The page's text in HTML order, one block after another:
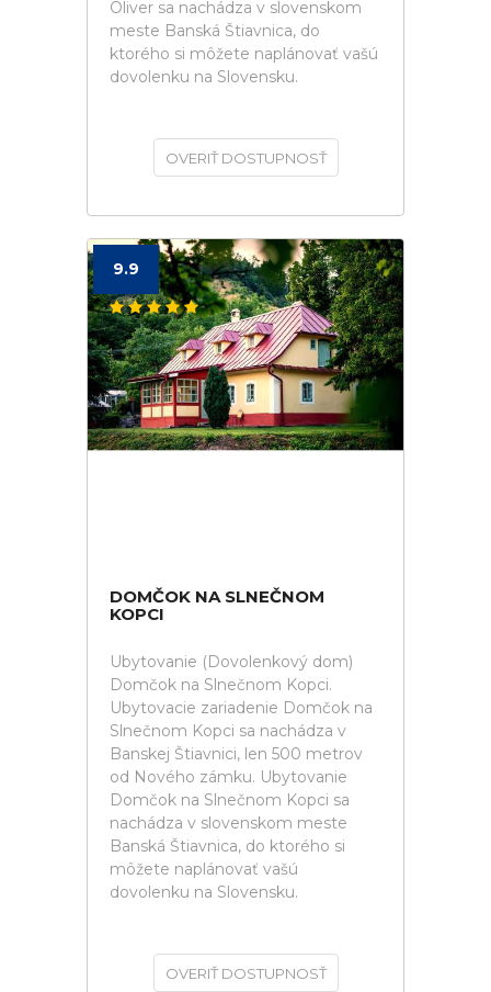
Oliver sa nachádza v slovenskom
meste Banská Štiavnica, do
ktorého si môžete naplánovať vašú
dovolenku na Slovensku.
OVERIŤ DOSTUPNOSŤ
9.9
DOMČOK NA SLNEČNOM
KOPCI
Ubytovanie (Dovolenkový dom)
Domčok na Slnečnom Kopci.
Ubytovacie zariadenie Domčok na
Slnečnom Kopci sa nachádza v
Banskej Štiavnici, len 500 metrov
od Nového zámku. Ubytovanie
Domčok na Slnečnom Kopci sa
nachádza v slovenskom meste
Banská Štiavnica, do ktorého si
môžete naplánovať vašú
dovolenku na Slovensku.
OVERIŤ DOSTUPNOSŤ